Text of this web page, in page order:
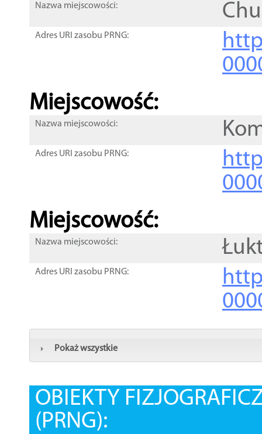
Nazwa miejscowości:
Adres URI zasobu PRNG:
Miejscowość:
Nazwa miejscowości:
Adres URI zasobu PRNG:
Miejscowość:
Nazwa miejscowości:
Adres URI zasobu PRNG:
Pokaż wszystkie
OBIEKTY
(PRNG):